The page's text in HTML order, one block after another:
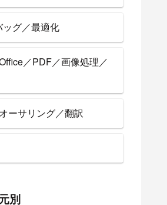
グ／最適化
／PDF／画像処理／
ーサリング／翻訳
別